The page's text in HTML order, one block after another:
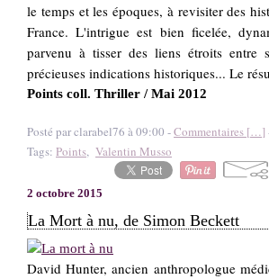
le temps et les époques, à revisiter des
France. L'intrigue est bien ficelée,
parvenu à tisser des liens étroits entre
précieuses indications historiques... Le
Points coll. Thriller / Mai 2012
Posté par clarabel76 à 09:00 -Commentaires […]
Tags: Points, Valentin Musso
2 octobre 2015
La Mort à nu, de Simon Beckett
David Hunter, ancien anthropologue